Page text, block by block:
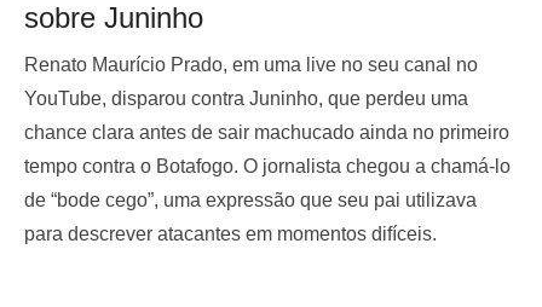
sobre Juninho
Renato Maurício Prado, em uma live no seu canal no
YouTube, disparou contra Juninho, que perdeu uma
chance clara antes de sair machucado ainda no primeiro
tempo contra o Botafogo. O jornalista chegou a chamá-lo
de “bode cego”, uma expressão que seu pai utilizava
para descrever atacantes em momentos difíceis.